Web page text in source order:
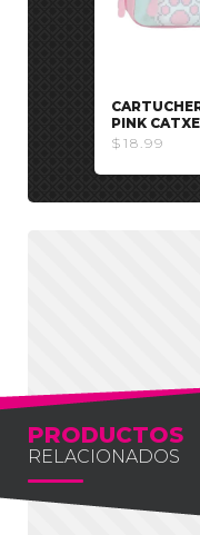
PINK
$18.99
PRODUCTOS
RELACIONADOS